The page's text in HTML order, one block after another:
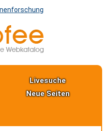
Livesuche
Neue Seiten